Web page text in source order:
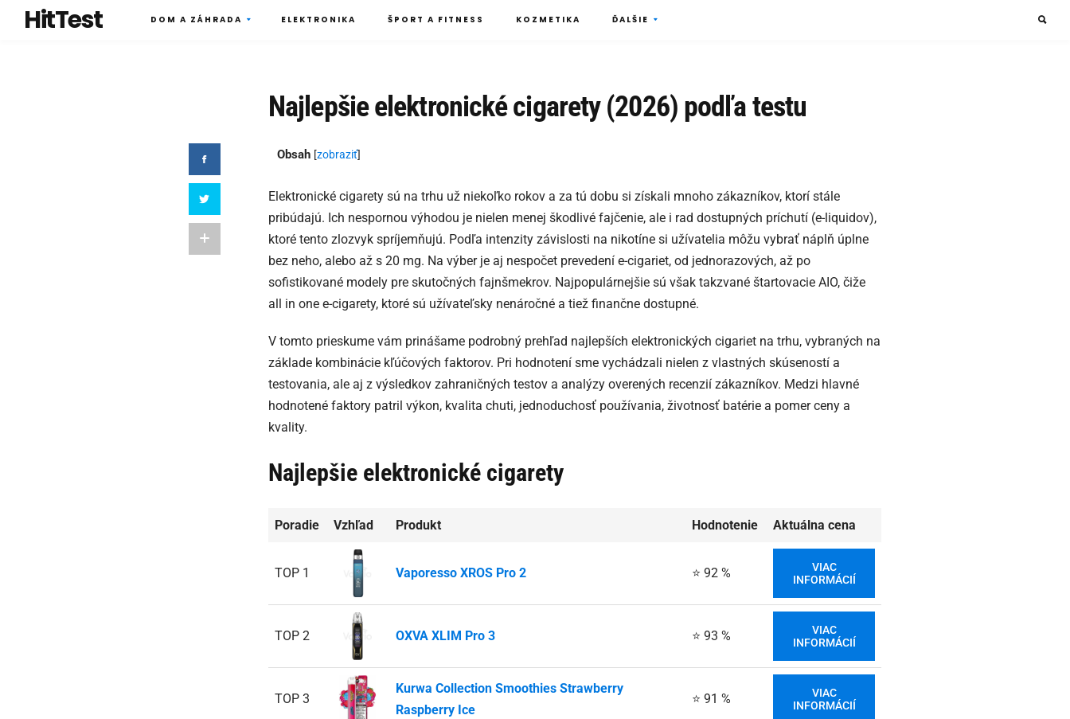
HitTest DOM A ZÁHRADA ELEKTRONIKA ŠPORT A FITNESS KOZMETIKA ĎALŠIE
Najlepšie elektronické cigarety (2026) podľa testu
Obsah [zobraziť]
Elektronické cigarety sú na trhu už niekoľko rokov a za tú dobu si získali mnoho zákazníkov, ktorí stále
pribúdajú. Ich nespornou výhodou je nielen menej škodlivé fajčenie, ale i rad dostupných príchutí (e-liquidov),
ktoré tento zlozvyk spríjemňujú. Podľa intenzity závislosti na nikotíne si užívatelia môžu vybrať náplň úplne
bez neho, alebo až s 20 mg. Na výber je aj nespočet prevedení e-cigariet, od jednorazových, až po
sofistikované modely pre skutočných fajnšmekrov. Najpopulárnejšie sú však takzvané štartovacie AIO, čiže
all in one e-cigarety, ktoré sú užívateľsky nenáročné a tiež finančne dostupné.
V tomto prieskume vám prinášame podrobný prehľad najlepších elektronických cigariet na trhu, vybraných na
základe kombinácie kľúčových faktorov. Pri hodnotení sme vychádzali nielen z vlastných skúseností a
testovania, ale aj z výsledkov zahraničných testov a analýzy overených recenzií zákazníkov. Medzi hlavné
hodnotené faktory patril výkon, kvalita chuti, jednoduchosť používania, životnosť batérie a pomer ceny a
kvality.
Najlepšie elektronické cigarety
Poradie Vzhľad Produkt Hodnotenie Aktuálna cena
TOP 1 Vaporesso XROS Pro 2 ⭐ 92 %
VIAC
INFORMÁCIÍ
TOP 2 OXVA XLIM Pro 3 ⭐ 93 %
VIAC
INFORMÁCIÍ
TOP 3
Kurwa Collection Smoothies Strawberry
Raspberry Ice
⭐ 91 %
VIAC
INFORMÁCIÍ